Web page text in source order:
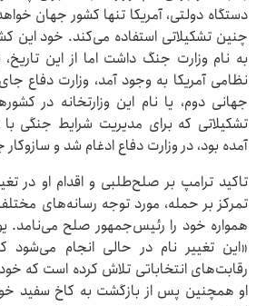
دستگاه دولتی، آمریکا تنها کشور جهان
به نام وزارت جنگ داشت اما از این تاریخ،
نظامی آمریکا به وجود آمد، وزارت دفاع
جهانی دوم، یا نام این وزارتخانه در
تشکیلاتی که برای مدیریت شرایط جنگی
آمده بود، در وزارت دفاع ادغام شد و
تاکید ترامپ بر صلح‌طلبی و اقدام او در
تمرکز بر حمله، مورد توجه رسانه‌های
همواره خود را رئیس‌جمهور صلح می‌نامد.
«این تغییر نام در حالی انجام می‌شود
رقابت‌های انتخاباتی تلاش کرده است که
او همچنین پس از بازگشت به کاخ سفید